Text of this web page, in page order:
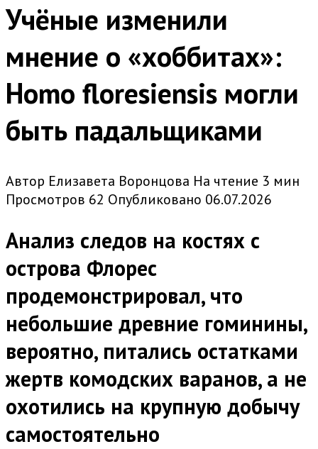
Учёные изменили
мнение о «хоббитах»:
Homo floresiensis могли
быть падальщиками
Автор Елизавета Воронцова На чтение 3 мин
Просмотров 62 Опубликовано 06.07.2026
Анализ следов на костях с
острова Флорес
продемонстрировал, что
небольшие древние гоминины,
вероятно, питались остатками
жертв комодских варанов, а не
охотились на крупную добычу
самостоятельно